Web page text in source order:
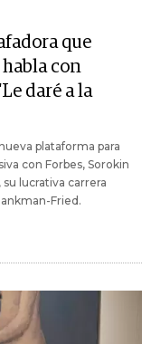
que
con
daré a la
plataforma para
con Forbes, Sorokin
lucrativa carrera
Fried.